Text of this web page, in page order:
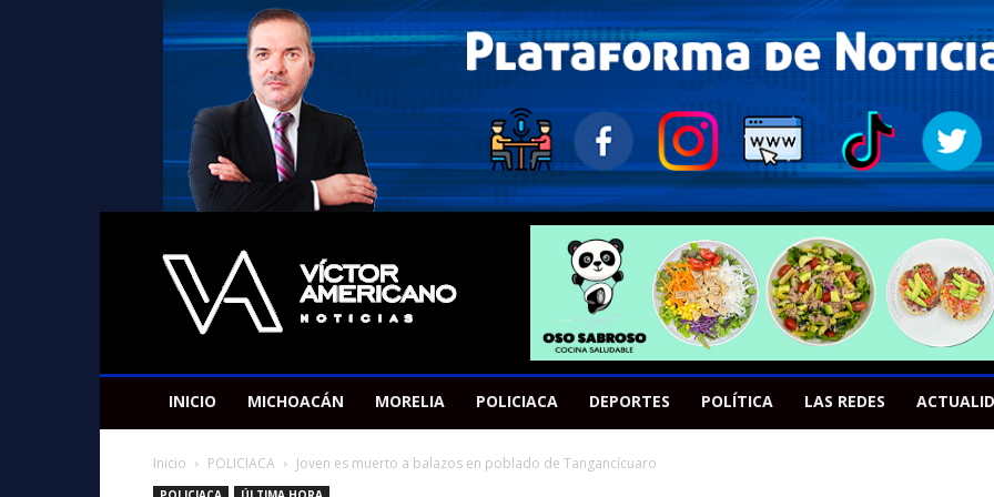
Americano
Victor
INICIO MICHOACÁN MORELIA POLICIACA DEPORTES POLÍTICA LAS REDES
Inicio POLICIACA Joven es muerto a balazos en poblado de Tangancícuaro